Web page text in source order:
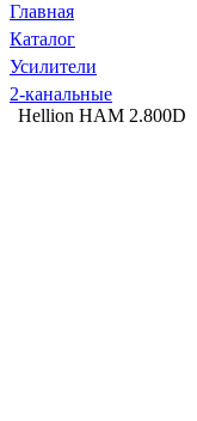
Главная
Каталог
Усилители
2-канальные
Hellion HAM 2.800D